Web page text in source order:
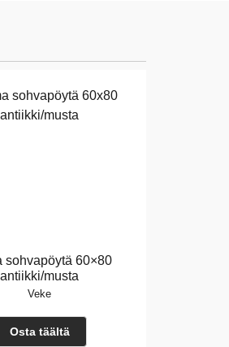
sohvapöytä 60×80
antiikki/musta
Veke
Osta täältä